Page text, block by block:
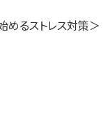
めるストレス対策＞
・論文